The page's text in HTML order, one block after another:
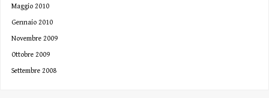
Maggio 2010
Gennaio 2010
Novembre 2009
Ottobre 2009
Settembre 2008